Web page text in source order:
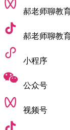
从初期迷茫到全心
本以为脱产之后，
真正脱离学校、
起初我想英美双申
重点都完全不同
想工作量，就让我
另外，我又是
茫，根本不知道该
郝老师聊教
郝老师聊教
小程序
公众号
视频号